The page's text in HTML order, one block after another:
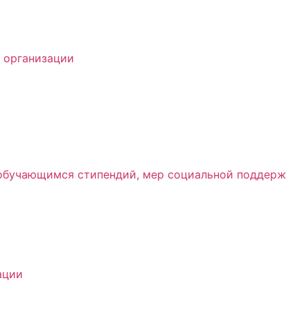
стипендий, мер социальной